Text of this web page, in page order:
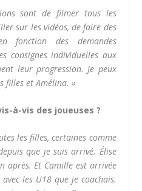
sont de filmer tous les
sur les vidéos, de faire des
fonction des demandes
consignes individuelles aux
leur progression. Je peux
filles et Amélina. »
à-vis des joueuses ?
les filles, certaines comme
que je suis arrivé. Élise
après. Et Camille est arrivée
les U18 que je coachais.